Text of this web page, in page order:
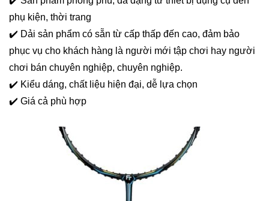
phụ kiện, thời trang
✔️ Dải sản phẩm có sẵn từ cấp thấp đến cao, đảm bảo
phục vụ cho khách hàng là người mới tập chơi hay người
chơi bán chuyên nghiệp, chuyên nghiệp.
✔️ Kiểu dáng, chất liệu hiện đại, dễ lựa chọn
✔️ Giá cả phù hợp